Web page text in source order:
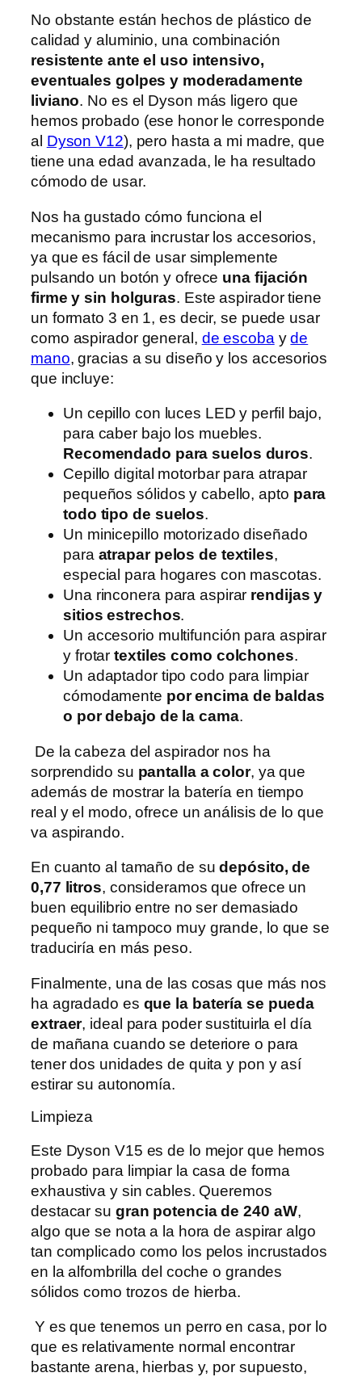
No obstante están hechos de plástico de
calidad y aluminio, una combinación
resistente ante el uso intensivo,
eventuales golpes y moderadamente
liviano. No es el Dyson más ligero que
hemos probado (ese honor le corresponde
al Dyson V12), pero hasta a mi madre, que
tiene una edad avanzada, le ha resultado
cómodo de usar.
Nos ha gustado cómo funciona el
mecanismo para incrustar los accesorios,
ya que es fácil de usar simplemente
pulsando un botón y ofrece una fijación
firme y sin holguras. Este aspirador tiene
un formato 3 en 1, es decir, se puede usar
como aspirador general, de escoba yde
mano, gracias a su diseño y los accesorios
que incluye:
Un cepillo con luces LED y perfil bajo,
para caber bajo los muebles.
Recomendado para suelos duros.
Cepillo digital motorbar para atrapar
pequeños sólidos y cabello, apto para
todo tipo de suelos.
Un minicepillo motorizado diseñado
para atrapar pelos de textiles,
especial para hogares con mascotas.
Una rinconera para aspirar rendijas y
sitios estrechos.
Un accesorio multifunción para aspirar
y frotartextiles como colchones.
Un adaptador tipo codo para limpiar
cómodamente por encima de baldas
o por debajo de la cama.
De la cabeza del aspirador nos ha
sorprendido su pantalla a color, ya que
además de mostrar la batería en tiempo
real y el modo, ofrece un análisis de lo que
va aspirando.
En cuanto al tamaño de sudepósito, de
0,77 litros, consideramos que ofrece un
buen equilibrio entre no ser demasiado
pequeño ni tampoco muy grande, lo que se
traduciría en más peso.
Finalmente, una de las cosas que más nos
ha agradado es que la batería se pueda
extraer, ideal para poder sustituirla el día
de mañana cuando se deteriore o para
tener dos unidades de quita y pon y así
estirar su autonomía.
Limpieza
Este Dyson V15 es de lo mejor que hemos
probado para limpiar la casa de forma
exhaustiva y sin cables. Queremos
destacar su gran potencia de 240 aW,
algo que se nota a la hora de aspirar algo
tan complicado como los pelos incrustados
en la alfombrilla del coche o grandes
sólidos como trozos de hierba.
Y es que tenemos un perro en casa, por lo
que es relativamente normal encontrar
bastante arena, hierbas y, por supuesto,